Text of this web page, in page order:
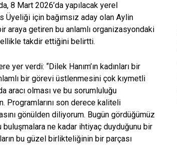
8 Mart 2026’da yapılacak yerel
için bağımsız aday olan Aylin
araya getiren bu anlamlı organizasyondaki
takdir ettiğini belirtti.
yer verdi: “Dilek Hanım’ın kadınları bir
bir görevi üstlenmesini çok kıymetli
aracı olması ve bu sorumluluğu
Programlarını son derece kaliteli
gönülden diliyorum. Bugün gördüğümüz
buluşmalara ne kadar ihtiyaç duyduğunu bir
bu güzel birlikteliğinin bir parçası